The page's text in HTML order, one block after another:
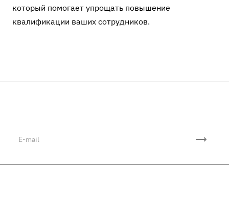
который помогает упрощать повышение
квалификации ваших сотрудников.